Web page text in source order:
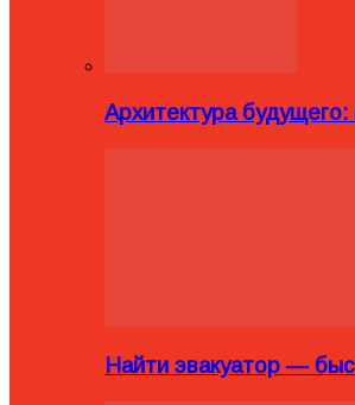
Архитектура
Найти эвакуатор —